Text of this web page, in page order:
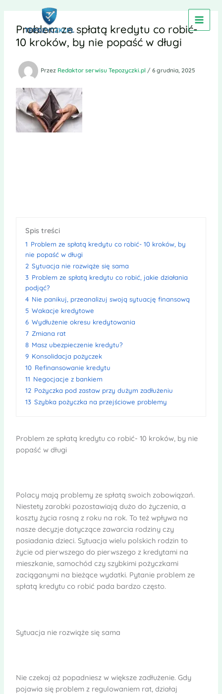
treściProblem ze spłatą kredytu co robić-
10 kroków, by nie popaść w długi
Przez Redaktor serwisu Tepozyczki.pl / 6 grudnia, 2025
Spis treści
1 Problem ze spłatą kredytu co robić- 10 kroków, by
nie popaść w długi
2 Sytuacja nie rozwiąże się sama
3 Problem ze spłatą kredytu co robić, jakie działania
podjąć?
4 Nie panikuj, przeanalizuj swoją sytuację finansową
5 Wakacje kredytowe
6 Wydłużenie okresu kredytowania
7 Zmiana rat
8 Masz ubezpieczenie kredytu?
9 Konsolidacja pożyczek
10 Refinansowanie kredytu
11 Negocjacje z bankiem
12 Pożyczka pod zastaw przy dużym zadłużeniu
13 Szybka pożyczka na przejściowe problemy
Problem ze spłatą kredytu co robić- 10 kroków, by nie
popaść w długi
Polacy mają problemy ze spłatą swoich zobowiązań.
Niestety zarobki pozostawiają dużo do życzenia, a
koszty życia rosną z roku na rok. To też wpływa na
nasze decyzje dotyczące zawarcia rodziny czy
posiadania dzieci. Sytuacja wielu polskich rodzin to
życie od pierwszego do pierwszego z kredytami na
mieszkanie, samochód czy szybkimi pożyczkami
zaciąganymi na bieżące wydatki. Pytanie problem ze
spłatą kredytu co robić pada bardzo często.
Sytuacja nie rozwiąże się sama
Nie czekaj aż popadniesz w większe zadłużenie. Gdy
pojawia się problem z regulowaniem rat, działaj